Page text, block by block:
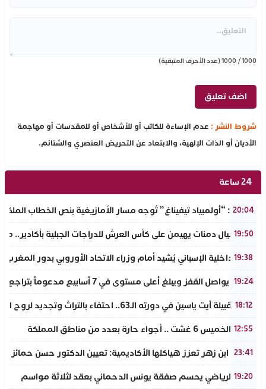
1000
/
1000(عدد الأحرف المتبقية)
شروط النشر : عدم الإساءة للكاتب أو للأشخاص أو للمقدسات أو مهاجمة
الأديان أو الذات الإلهية، والابتعاد عن التحريض العنصري والشتائم.
24 ساعة
20:04
تفراوت: “أولمبياد تيفيناغ” تُوجه مسار الأمازيغية بنص الخطاب الملكي
19:50
نادي أجيال دمنات يهيمن على كأس العرش للدراجات الجبلية بأكادير..
19:38
وزير الداخلية الإسباني يُشيد أمام وزراء الاتحاد الأوروبي بدور
19:24
الذهب يواصل القفز ويبلغ أعلى مستوى في 7 أسابيع مدعوماً بتراجع الدولار وانخفاض عوائد السندات
18:12
ملتقى قبيلة أيت ياسين في دورته الـ63.. احتفاء بالتراث وتجديد لروح الانتماء الوطني
12:55
طقس الخميس 6 غشت .. أجواء حارة بعدد من مناطق المملكة
23:41
جامعة ابن زهر تعزز هياكلها الأكاديمية: تعيين الدكتور حسن حمائز
19:20
الرجاء الرياضي يحسم صفقة يونس الدحماني بعقد لثلاثة مواسم